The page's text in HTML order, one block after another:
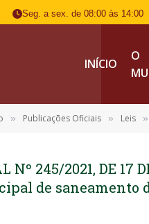
Seg. a sex. de 08:00 às 14:00
INÍCIO
O
» Publicações Oficiais » Leis »
Nº 245/2021, DE 17
de saneamento